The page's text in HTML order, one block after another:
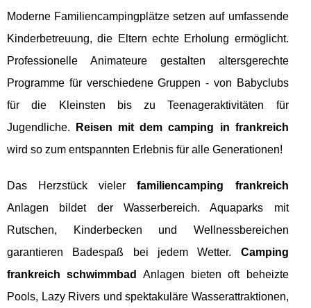
Moderne Familiencampingplätze setzen auf umfassende
Kinderbetreuung, die Eltern echte Erholung ermöglicht.
Professionelle Animateure gestalten altersgerechte
Programme für verschiedene Gruppen - von Babyclubs
für die Kleinsten bis zu Teenageraktivitäten für
Jugendliche.
Reisen mit dem camping in frankreich
wird so zum entspannten Erlebnis für alle Generationen!
Das Herzstück vielerfamiliencamping frankreich
Anlagen bildet der Wasserbereich. Aquaparks mit
Rutschen, Kinderbecken und Wellnessbereichen
garantieren Badespaß bei jedem Wetter. Camping
frankreich schwimmbad
Anlagen bieten oft beheizte
Pools, Lazy Rivers und spektakuläre Wasserattraktionen,